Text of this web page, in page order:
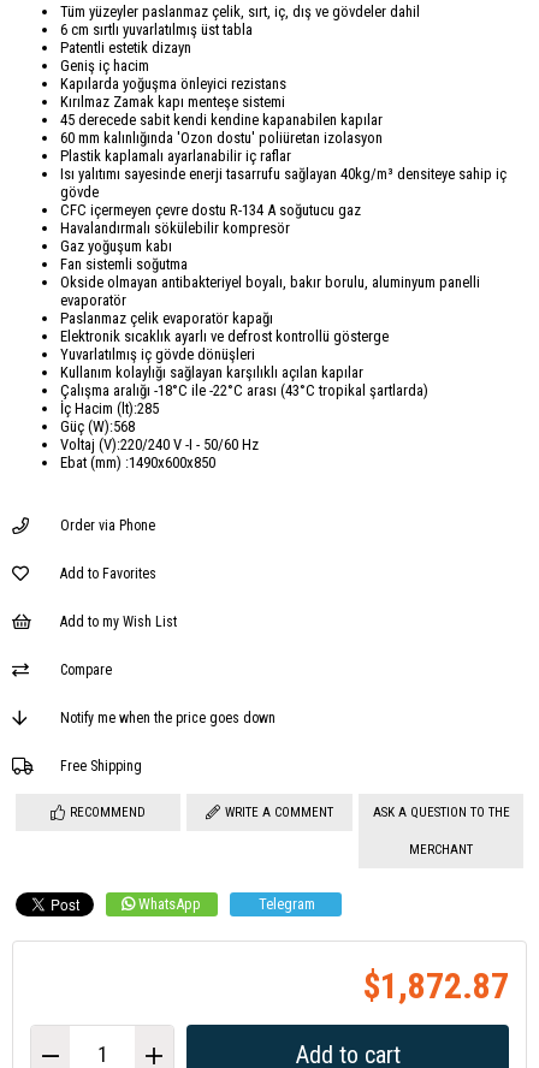
Tüm yüzeyler paslanmaz çelik, sırt, iç, dış ve gövdeler dahil
6 cm sırtlı yuvarlatılmış üst tabla
Patentli estetik dizayn
Geniş iç hacim
Kapılarda yoğuşma önleyici rezistans
Kırılmaz Zamak kapı menteşe sistemi
45 derecede sabit kendi kendine kapanabilen kapılar
60 mm kalınlığında 'Ozon dostu' poliüretan izolasyon
Plastik kaplamalı ayarlanabilir iç raflar
Isı yalıtımı sayesinde enerji tasarrufu sağlayan 40kg/m³ densiteye sahip iç
gövde
CFC içermeyen çevre dostu R-134 A soğutucu gaz
Havalandırmalı sökülebilir kompresör
Gaz yoğuşum kabı
Fan sistemli soğutma
Okside olmayan antibakteriyel boyalı, bakır borulu, aluminyum panelli
evaporatör
Paslanmaz çelik evaporatör kapağı
Elektronik sıcaklık ayarlı ve defrost kontrollü gösterge
Yuvarlatılmış iç gövde dönüşleri
Kullanım kolaylığı sağlayan karşılıklı açılan kapılar
Çalışma aralığı -18°C ile -22°C arası (43°C tropikal şartlarda)
İç Hacim (lt):285
Güç (W):568
Voltaj (V):220/240 V -I - 50/60 Hz
Ebat (mm) :1490x600x850
Order via Phone
Add to Favorites
Add to my Wish List
Compare
Notify me when the price goes down
Free Shipping
RECOMMEND WRITE A COMMENT ASK A QUESTION TO THE
MERCHANT
WhatsApp Telegram
$1,872.87